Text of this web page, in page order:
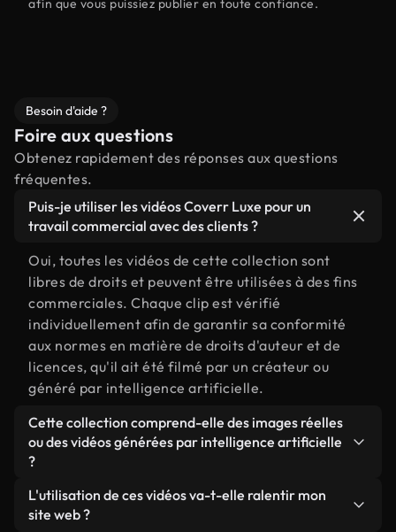
afin que vous puissiez publier en toute confiance.
Besoin d'aide ?
Foire aux questions
Obtenez rapidement des réponses aux questions
fréquentes.
Puis-je utiliser les vidéos Coverr Luxe pour un
travail commercial avec des clients ?
Oui, toutes les vidéos de cette collection sont
libres de droits et peuvent être utilisées à des fins
commerciales. Chaque clip est vérifié
individuellement afin de garantir sa conformité
aux normes en matière de droits d'auteur et de
licences, qu'il ait été filmé par un créateur ou
généré par intelligence artificielle.
Cette collection comprend-elle des images réelles
ou des vidéos générées par intelligence artificielle
?
Les deux. Il s'agit d'une bibliothèque hybride
composée de véritables images filmées par des
L'utilisation de ces vidéos va-t-elle ralentir mon
site web ?